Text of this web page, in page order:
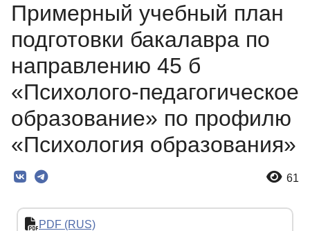
Примерный учебный план
подготовки бакалавра по
направлению 45 б
«Психолого-педагогическое
образование» по профилю
«Психология образования»
61
PDF (RUS)